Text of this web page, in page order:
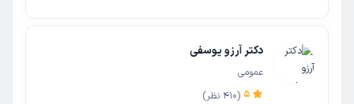
دکتر آرزو یوسفی
عمومی
5
(
410 نظر)